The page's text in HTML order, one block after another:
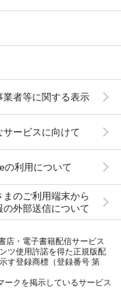
業者等に関する表示
サービスに向けて
の利用について
まのご利用端末から
の外部送信について
店・電子書籍配信サービス
ツ使用許諾を得た正規版配
す登録商標（登録番号 第
ークを掲示しているサービス